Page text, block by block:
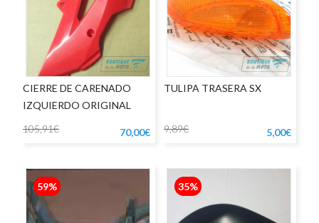
CIERRE DE CARENADO
IZQUIERDO ORIGINAL
105,91€ 70,00€
TULIPA TRASERA SX
9,89€ 5,00€
59% 35%